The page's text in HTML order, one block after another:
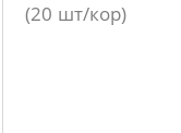
(20 шт/кор)